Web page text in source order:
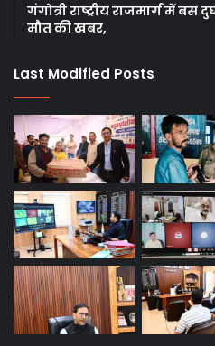
गंगोत्री राष्ट्रीय राजमार्ग में बस
मौत की खबर,
Last Modified Posts